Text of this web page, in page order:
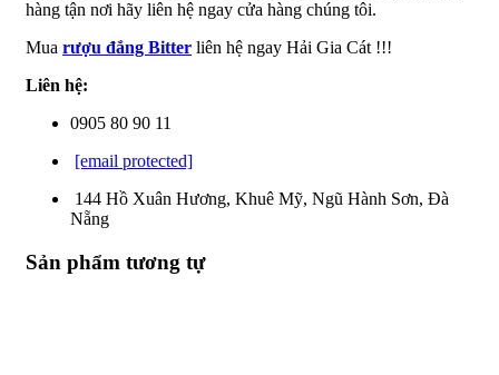
hàng tận nơi hãy liên hệ ngay cửa hàng chúng tôi.
Mua rượu đắng Bitter liên hệ ngay Hải Gia Cát !!!
Liên hệ:
0905 80 90 11
[email protected]
144 Hồ Xuân Hương, Khuê Mỹ, Ngũ Hành Sơn, Đà
Nẵng
Sản phẩm tương tự